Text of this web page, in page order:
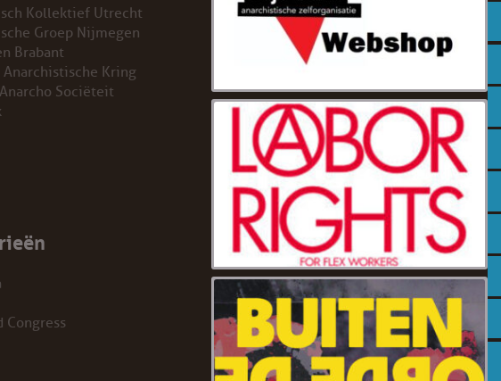
Kollektief Utrecht
Groep Nijmegen
Brabant
Anarchistische Kring
Sociëteit
Congress